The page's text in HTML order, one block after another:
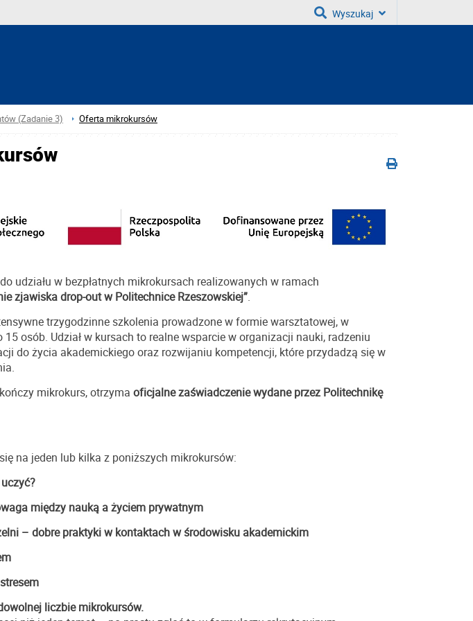
Wyszukaj
(Zadanie 3) Oferta mikrokursów
udziału w bezpłatnych mikrokursach realizowanych w ramach
zjawiska drop-out w Politechnice Rzeszowskiej”.
trzygodzinne szkolenia prowadzone w formie warsztatowej, w
osób. Udział w kursach to realne wsparcie w organizacji nauki, radzeniu
do życia akademickiego oraz rozwijaniu kompetencji, które przydadzą się w
mikrokurs, otrzyma oficjalne zaświadczenie wydane przez Politechnikę
na jeden lub kilka z poniższych mikrokursów:
między nauką a życiem prywatnym
– dobre praktyki w kontaktach w środowisku akademickim
liczbie mikrokursów.